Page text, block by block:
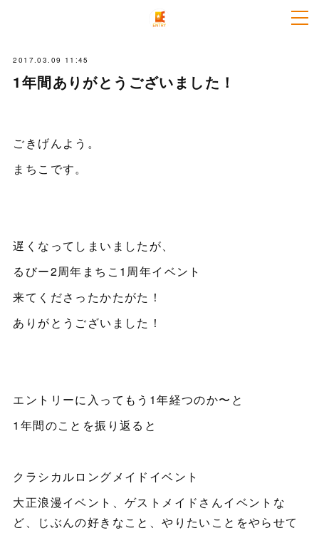
2017.03.09 11:45
1年間ありがとうございました！
ごきげんよう。
まちこです。
遅くなってしまいましたが、
るびー2周年まちこ1周年イベント
来てくださったかたがた！
ありがとうございました！
エントリーに入ってもう1年経つのか〜と
1年間のことを振り返ると
クラシカルロングメイドイベント
大正浪漫イベント、ゲストメイドさんイベントな
ど、じぶんの好きなこと、やりたいことをやらせて